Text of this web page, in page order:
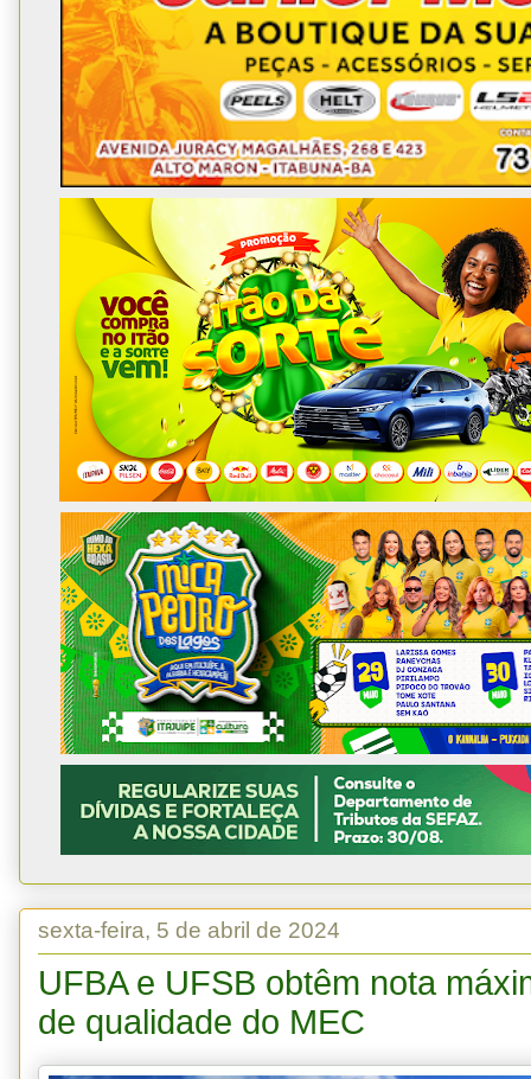
sexta-feira, 5 de abril de 2024
UFBA e UFSB obtêm nota
de qualidade do MEC